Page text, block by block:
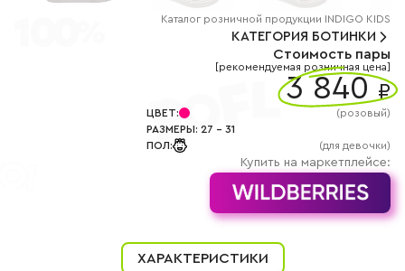
+7
АВТОРИЗАЦИЯ
Каталог розничной продукции INDIGO KIDS
КАТЕГОРИЯ БОТИНКИ
Стоимость пары
[рекомендуемая розничная цена]
3 840 ₽
ЦВЕТ: (розовый)
РАЗМЕРЫ: 27 - 31
ПОЛ: (для девочки)
Купить на маркетплейсе:
ХАРАКТЕРИСТИКИ